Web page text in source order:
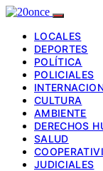
LOCALES
DEPORTES
POLÍTICA
POLICIALES
CULTURA
AMBIENTE
DERECHOS
SALUD
JUDICIALES